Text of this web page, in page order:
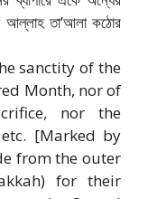
তা’আলা কঠোর
sanctity of the
Month, nor of
nor the
[Marked by
from the outer
for their